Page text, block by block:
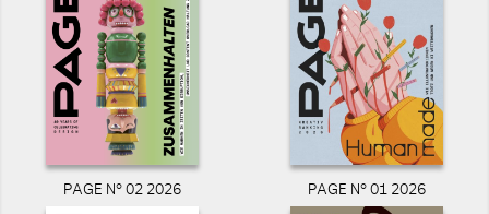
PAGE N° 02 2026 PAGE N° 01 2026